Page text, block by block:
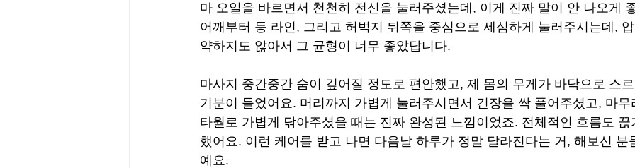
마 오일을 바르면서 천천히 전신을 눌러주셨는데, 이게 진짜 말이 안 나오게
어깨부터 등 라인, 그리고 허벅지 뒤쪽을 중심으로 세심하게 눌러주시는데,
약하지도 않아서 그 균형이 너무 좋았답니다.
마사지 중간중간 숨이 깊어질 정도로 편안했고, 제 몸의 무게가 바닥으로 스
기분이 들었어요. 머리까지 가볍게 눌러주시면서 긴장을 싹 풀어주셨고, 마무
타월로 가볍게 닦아주셨을 때는 진짜 완성된 느낌이었죠. 전체적인 흐름도 끊
했어요. 이런 케어를 받고 나면 다음날 하루가 정말 달라진다는 거, 해보신 분
예요.